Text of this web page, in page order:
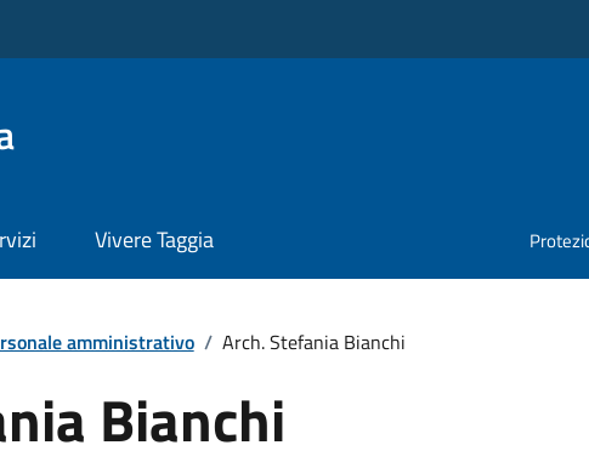
Vivere Taggia
amministrativo / Arch. Stefania Bianchi
Bianchi